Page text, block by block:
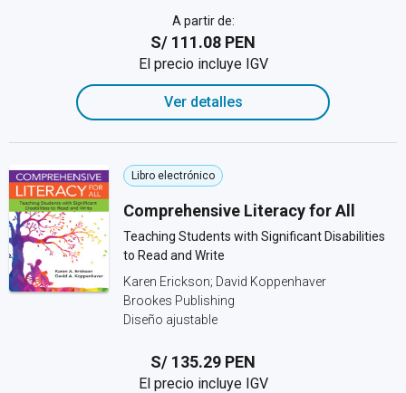
A partir de:
S/ 111.08 PEN
El precio incluye IGV
Ver detalles
Libro electrónico
Comprehensive Literacy for All
Teaching Students with Significant Disabilities
to Read and Write
Karen Erickson; David Koppenhaver
Brookes Publishing
Diseño ajustable
S/ 135.29 PEN
El precio incluye IGV